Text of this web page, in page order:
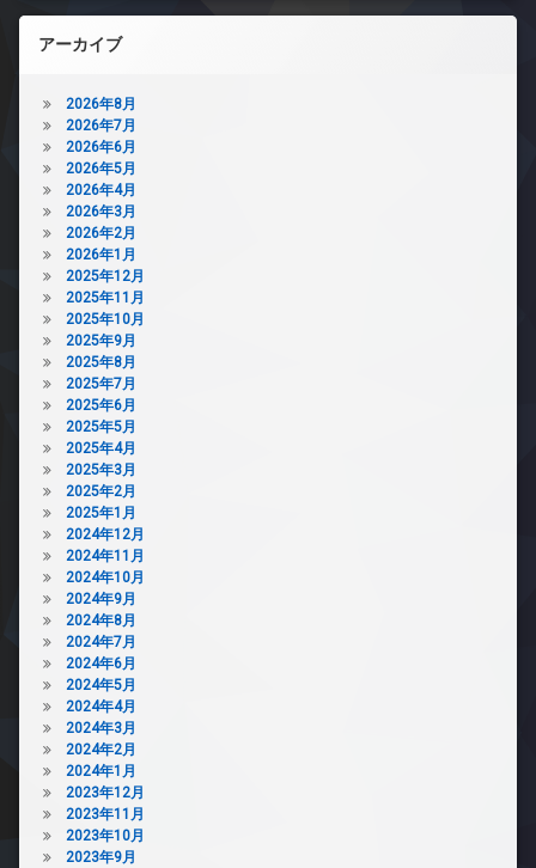
アーカイブ
2026年8月
2026年7月
2026年6月
2026年5月
2026年4月
2026年3月
2026年2月
2026年1月
2025年12月
2025年11月
2025年10月
2025年9月
2025年8月
2025年7月
2025年6月
2025年5月
2025年4月
2025年3月
2025年2月
2025年1月
2024年12月
2024年11月
2024年10月
2024年9月
2024年8月
2024年7月
2024年6月
2024年5月
2024年4月
2024年3月
2024年2月
2024年1月
2023年12月
2023年11月
2023年10月
2023年9月